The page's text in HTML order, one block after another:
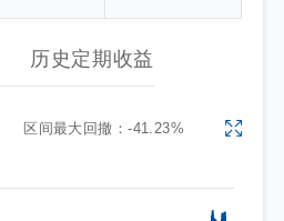
历史定期收益
区间最大回撤：-41.23%